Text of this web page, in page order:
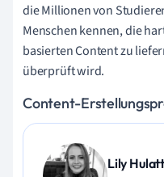
die Millionen von
Menschen kennen, die
basierten Content zu
überprüft wird.
Content-
Lily Hulatt